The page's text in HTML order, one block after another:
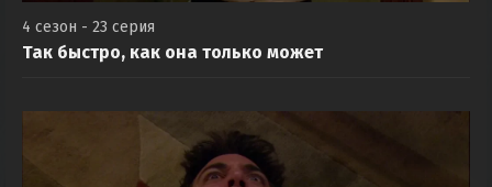
4 сезон - 23 серия
Так быстро, как она только может